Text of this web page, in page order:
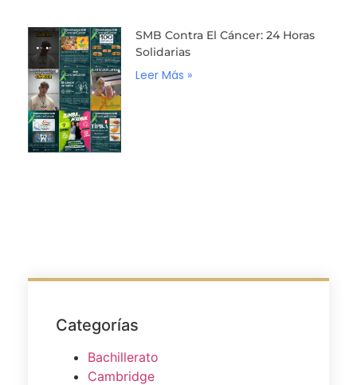
SMB Contra El Cáncer: 24 Horas
Solidarias
Leer Más »
Categorías
Bachillerato
Cambridge